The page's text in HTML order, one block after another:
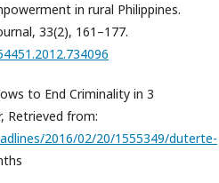
in rural Philippines.
33(2), 161–177.
to End Criminality in 3
Retrieved from:
2016/02/20/1555349/duterte-